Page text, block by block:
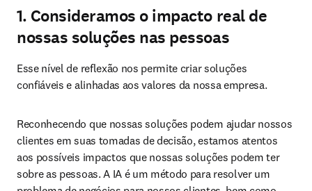
1. Consideramos o impacto real de
nossas soluções nas pessoas
Esse nível de reflexão nos permite criar soluções
confiáveis e alinhadas aos valores da nossa empresa.
Reconhecendo que nossas soluções podem ajudar nossos
clientes em suas tomadas de decisão, estamos atentos
aos possíveis impactos que nossas soluções podem ter
sobre as pessoas. A IA é um método para resolver um